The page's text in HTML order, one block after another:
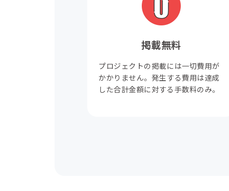
掲載無料
プロジェクトの掲載には一切費用が
かかりません。発生する費用は達成
した合計金額に対する手数料のみ。